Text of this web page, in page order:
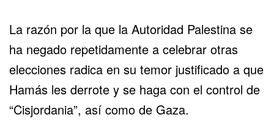
La razón por la que la Autoridad Palestina se
ha negado repetidamente a celebrar otras
elecciones radica en su temor justificado a que
Hamás les derrote y se haga con el control de
“Cisjordania”, así como de Gaza.